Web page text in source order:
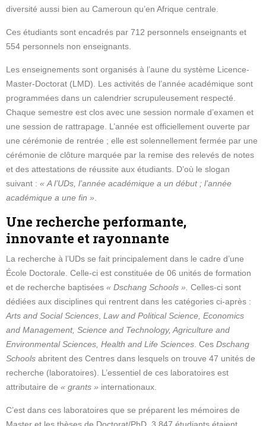
diversité aussi bien au Cameroun qu’en Afrique centrale.
Ces étudiants sont encadrés par 712 personnels enseignants et
554 personnels non enseignants.
Les enseignements sont organisés à l’aune du système Licence-
Master-Doctorat (LMD). Les activités de l’année académique sont
programmées dans un calendrier scrupuleusement respecté.
Chaque semestre est clos avec une session normale d’examen et
une session de rattrapage. L’année est officiellement ouverte par
une cérémonie de rentrée ; elle est solennellement fermée par une
cérémonie de clôture marquée par la remise des relevés de notes
et des attestations de réussite aux étudiants. D’où le slogan
suivant : « A l’UDs, l’année académique a un début ; l’année
académique a une fin »
Une recherche performante,
innovante et rayonnante
La recherche à l’UDs se fait principalement dans le cadre d’une
École Doctorale. Celle-ci est constituée de 06 unités de formation
et de recherche baptisées « Dschang Schools ». Celles-ci sont
dédiées aux disciplines qui rentrent dans les catégories ci-après :
Arts and Social Sciences Law and Political Science, Economics
and Management, Science and Technology, Agriculture and
Environmental Sciences, Health and Life Sciences . Ces Dschang
Schools abritent des Centres dans lesquels on trouve 47 unités de
recherche (laboratoires). L’essentiel de ces laboratoires est
attributaire de « grants » internationaux.
C’est dans ces laboratoires que se préparent les mémoires de